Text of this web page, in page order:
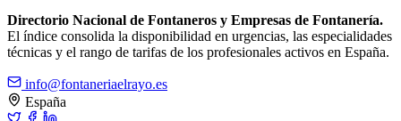
Directorio Nacional de Fontaneros y Empresas de Fontanería.
El índice consolida la disponibilidad en urgencias, las especialidades
técnicas y el rango de tarifas de los profesionales activos en España.
info@fontaneriaelrayo.es
España